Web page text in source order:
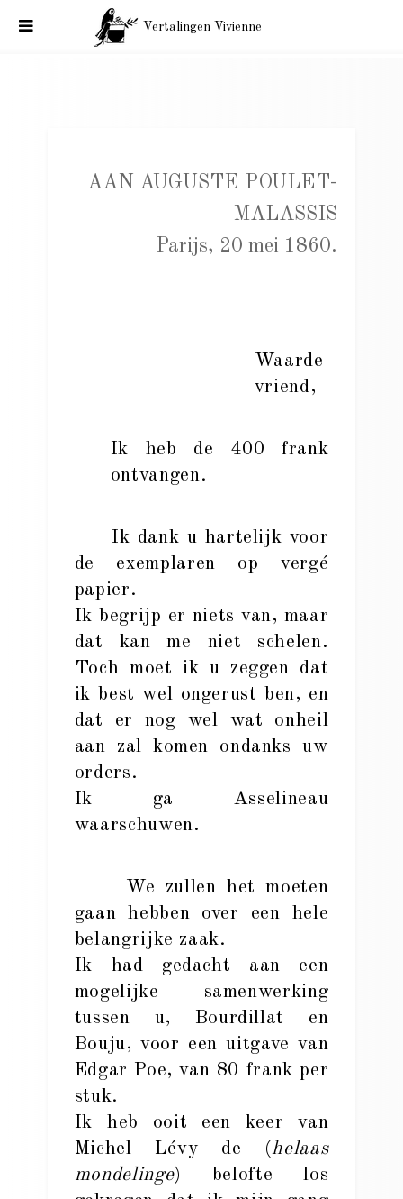
Vertalingen Vivienne
AAN AUGUSTE POULET-
MALASSIS
Parijs, 20 mei 1860.
Waarde
vriend,
Ik heb de 400 frank
ontvangen.
Ik dank u hartelijk voor
de exemplaren op vergé
papier.
Ik begrijp er niets van, maar
dat kan me niet schelen.
Toch moet ik u zeggen dat
ik best wel ongerust ben, en
dat er nog wel wat onheil
aan zal komen ondanks uw
orders.
Ik ga Asselineau
waarschuwen.
We zullen het moeten
gaan hebben over een hele
belangrijke zaak.
Ik had gedacht aan een
mogelijke samenwerking
tussen u, Bourdillat en
Bouju, voor een uitgave van
Edgar Poe, van 80 frank per
stuk.
Ik heb ooit een keer van
Michel Lévy de (helaas
mondelinge) belofte los